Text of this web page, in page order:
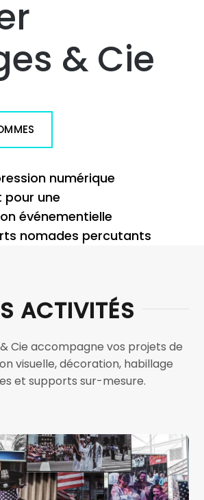
& Cie
numérique
une
événementielle
nomades percutants
ACTIVITÉS
Cie accompagne vos projets de
visuelle, décoration, habillage
et supports sur-mesure.